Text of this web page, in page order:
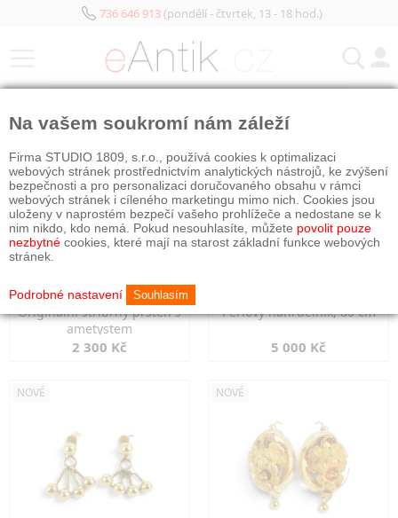
736 646 913(pondělí - čtvrtek, 13 - 18 hod.)
Originální stříbrný prsten s
ametystem
2 300 Kč
Perlový náhrdelník, 80 cm
5 000 Kč
NOVÉ NOVÉ
Na vašem soukromí nám záleží
Firma STUDIO 1809, s.r.o., používá cookies k optimalizaci
webových stránek prostřednictvím analytických nástrojů, ke zvýšení
bezpečnosti a pro personalizaci doručovaného obsahu v rámci
webových stránek i cíleného marketingu mimo nich. Cookies jsou
uloženy v naprostém bezpečí vašeho prohlížeče a nedostane se k
nim nikdo, kdo nemá. Pokud nesouhlasíte, můžete povolit pouze
nezbytné cookies, které mají na starost základní funkce webových
stránek.
Podrobné nastavení Souhlasím